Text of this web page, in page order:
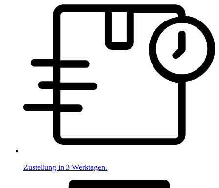
Zustellung in 3 Werktagen.